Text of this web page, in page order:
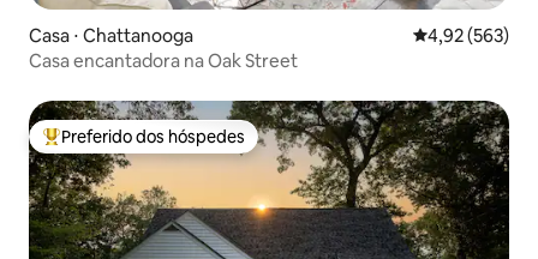
Casa ⋅ Chattanooga 4,92 de uma
4,92 (563)
Casa encantadora na Oak Street
Entre os melhores preferidos dos hóspedes
Preferido dos hóspedes